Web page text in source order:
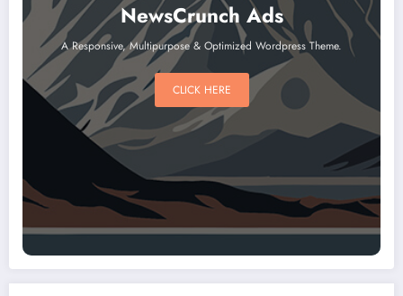
NewsCrunch Ads
A Responsive, Multipurpose & Optimized Wordpress Theme.
CLICK HERE